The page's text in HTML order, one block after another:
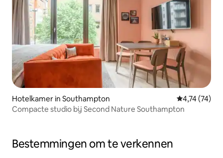
Hotelkamer in Southampton Gemiddelde
4,74 (74)
Compacte studio bij Second Nature Southampton
Bestemmingen om te verkennen